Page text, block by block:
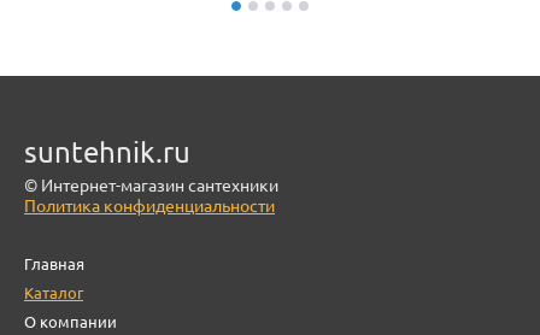
suntehnik.ru
© Интернет-магазин сантехники
Политика конфиденциальности
Главная
Каталог
О компании